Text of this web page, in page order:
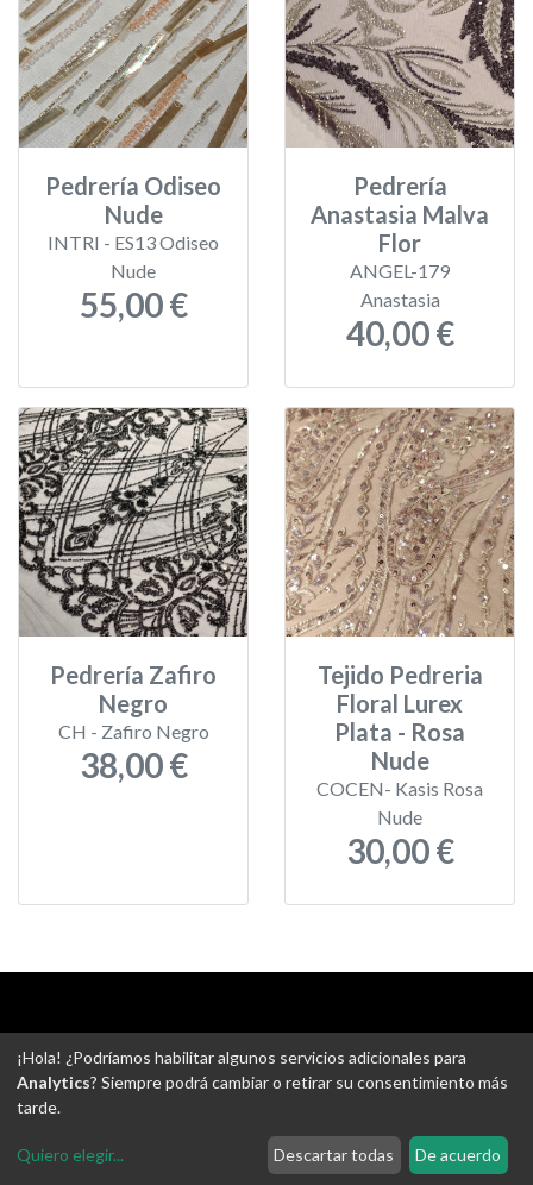
Pedrería Odiseo
Nude
INTRI - ES13 Odiseo
Nude
55,00 €
Pedrería
Anastasia Malva
Flor
ANGEL-179
Anastasia
40,00 €
Pedrería Zafiro
Negro
CH - Zafiro Negro
38,00 €
Tejido Pedreria
Floral Lurex
Plata - Rosa
Nude
COCEN- Kasis Rosa
Nude
30,00 €
-Gastos de envío-Uso de cookies-Ajustes de Cookies
¡Hola! ¿Podríamos habilitar algunos servicios adicionales para
Analytics? Siempre podrá cambiar o retirar su consentimiento más
tarde.
Quiero elegir... Descartar todas De acuerdo